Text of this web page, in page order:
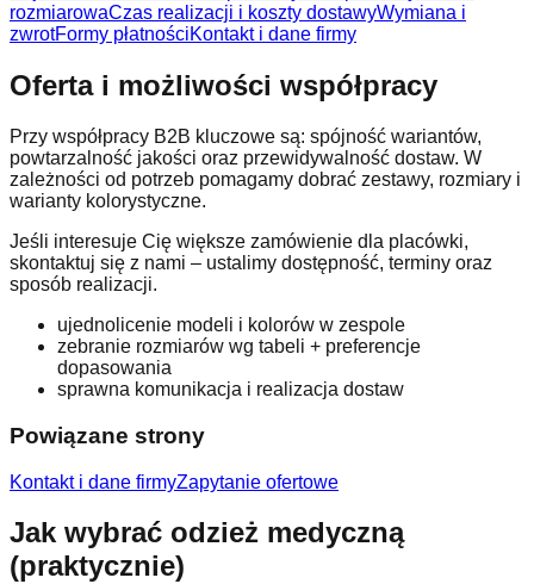
rozmiarowaCzas realizacji i koszty dostawyWymiana i
zwrotFormy płatnościKontakt i dane firmy
Oferta i możliwości współpracy
Przy współpracy B2B kluczowe są: spójność wariantów,
powtarzalność jakości oraz przewidywalność dostaw. W
zależności od potrzeb pomagamy dobrać zestawy, rozmiary i
warianty kolorystyczne.
Jeśli interesuje Cię większe zamówienie dla placówki,
skontaktuj się z nami – ustalimy dostępność, terminy oraz
sposób realizacji.
ujednolicenie modeli i kolorów w zespole
zebranie rozmiarów wg tabeli + preferencje
dopasowania
sprawna komunikacja i realizacja dostaw
Powiązane strony
Kontakt i dane firmyZapytanie ofertowe
Jak wybrać odzież medyczną
(praktycznie)